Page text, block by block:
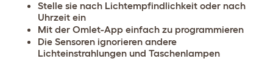
Stelle sie nach Lichtempfindlichkeit oder nach
Uhrzeit ein
Mit der Omlet-App einfach zu programmieren
Die Sensoren ignorieren andere
Lichteinstrahlungen und Taschenlampen